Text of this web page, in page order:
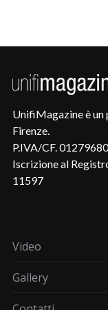
UnifiMagazine è
Firenze.
P.IVA/CF.
Iscrizione al
11597
Video
Gallery